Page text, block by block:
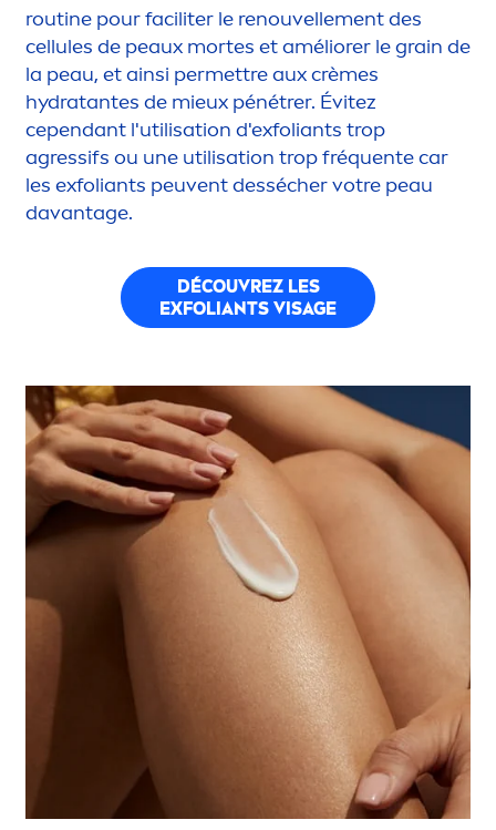
routine pour faciliter le renouvellement des
cellules de peaux mortes et améliorer le grain de
la peau, et ainsi permettre aux crèmes
hydratantes de mieux pénétrer. Évitez
cependant l'utilisation d'exfoliants trop
agressifs ou une utilisation trop fréquente car
les exfoliants peuvent dessécher votre peau
davantage.
DÉCOUVREZ LES
EXFOLIANTS VISAGE